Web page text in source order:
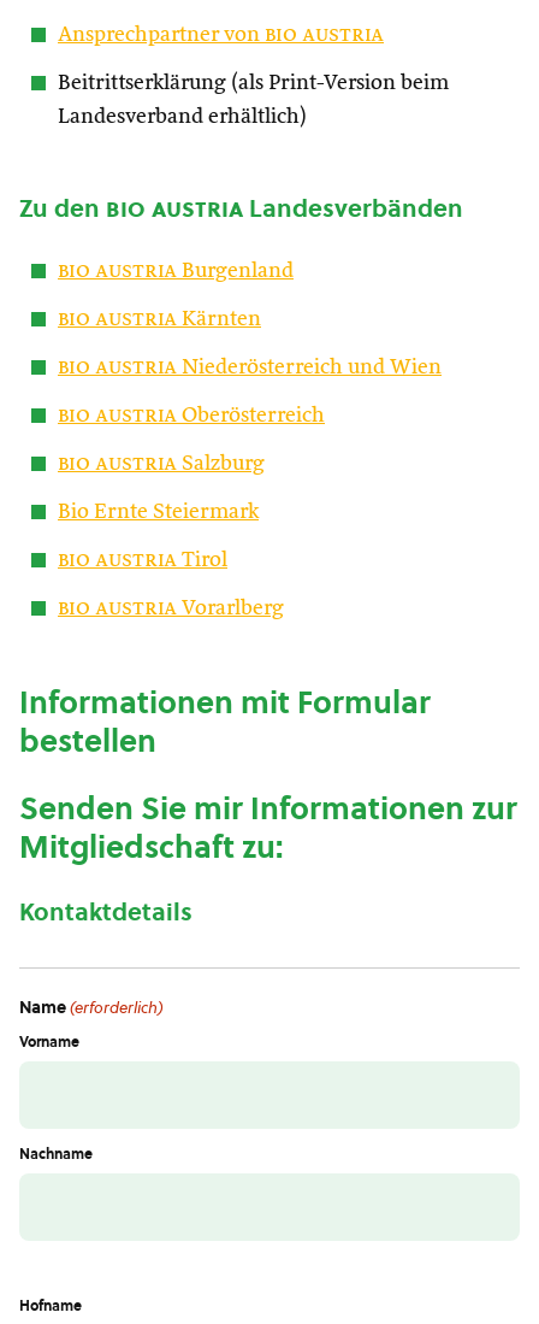
Ansprechpartner von bio austria
Beitrittserklärung (als Print-Version beim
Landesverband erhältlich)
Zu den bio austria Landesverbänden
bio austria Burgenland
bio austria Kärnten
bio austria Niederösterreich und Wien
bio austria Oberösterreich
bio austria Salzburg
Bio Ernte Steiermark
bio austria Tirol
bio austria Vorarlberg
Informationen mit Formular
bestellen
Senden Sie mir Informationen zur
Mitgliedschaft zu:
Kontaktdetails
Name(erforderlich)
Vorname
Nachname
Hofname